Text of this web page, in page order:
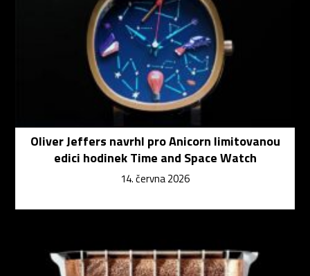
Oliver Jeffers navrhl pro Anicorn limitovanou
edici hodinek Time and Space Watch
14. června 2026